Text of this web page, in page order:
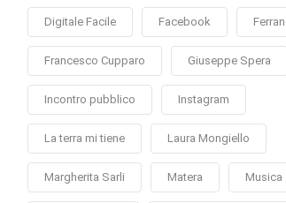
Digitale Facile Facebook
Francesco Cupparo Giuseppe Spera
Incontro pubblico Instagram
La terra mi tiene Laura Mongiello
Margherita Sarli Matera Musica